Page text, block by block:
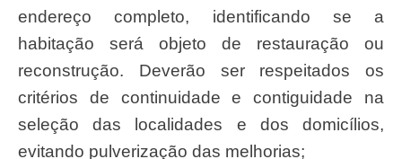
endereço completo, identificando se a
habitação será objeto de restauração ou
reconstrução. Deverão ser respeitados os
critérios de continuidade e contiguidade na
seleção das localidades e dos domicílios,
evitando pulverização das melhorias;